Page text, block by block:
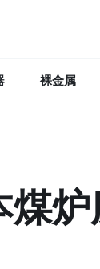
裸金属
煤